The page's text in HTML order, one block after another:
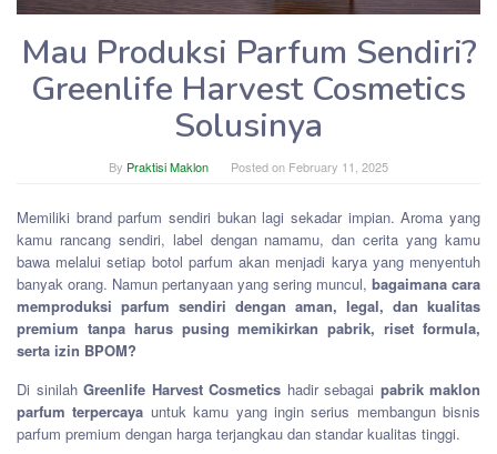
Mau Produksi Parfum Sendiri?
Greenlife Harvest Cosmetics
Solusinya
By Praktisi Maklon Posted on February 11, 2025
Memiliki brand parfum sendiri bukan lagi sekadar impian. Aroma yang
kamu rancang sendiri, label dengan namamu, dan cerita yang kamu
bawa melalui setiap botol parfum akan menjadi karya yang menyentuh
banyak orang. Namun pertanyaan yang sering muncul, bagaimana cara
memproduksi parfum sendiri dengan aman, legal, dan kualitas
premium tanpa harus pusing memikirkan pabrik, riset formula,
serta izin BPOM?
Di sinilah Greenlife Harvest Cosmetics hadir sebagai pabrik maklon
parfum terpercaya untuk kamu yang ingin serius membangun bisnis
parfum premium dengan harga terjangkau dan standar kualitas tinggi.